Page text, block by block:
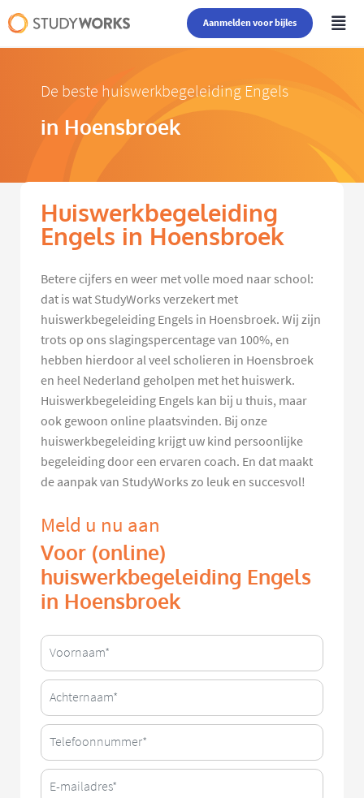
Aanmelden voor bijles
De beste huiswerkbegeleiding Engels
in Hoensbroek
Huiswerkbegeleiding
Engels in Hoensbroek
Betere cijfers en weer met volle moed naar school:
dat is wat StudyWorks verzekert met
huiswerkbegeleiding Engels in Hoensbroek. Wij zijn
trots op ons slagingspercentage van 100%, en
hebben hierdoor al veel scholieren in Hoensbroek
en heel Nederland geholpen met het huiswerk.
Huiswerkbegeleiding Engels kan bij u thuis, maar
ook gewoon online plaatsvinden. Bij onze
huiswerkbegeleiding krijgt uw kind persoonlijke
begeleiding door een ervaren coach. En dat maakt
de aanpak van StudyWorks zo leuk en succesvol!
Meld u nu aan
Voor (online)
huiswerkbegeleiding Engels
in Hoensbroek